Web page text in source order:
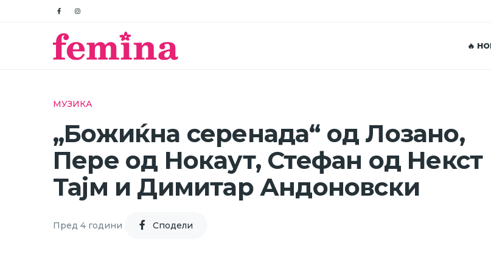
🔥
МУЗИКА
„Божиќна серенада“ од Лозано,
Пере од Нокаут, Стефан од Некст
Тајм и Димитар Андоновски
Пред 4 години Cподели